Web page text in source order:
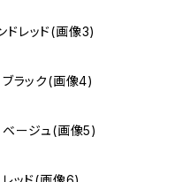
ドレッド(画像3)
ブラック(画像4)
ベージュ(画像5)